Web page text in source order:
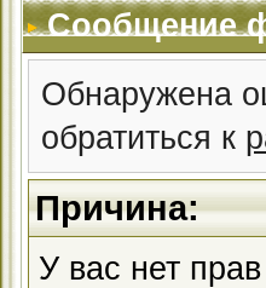
Сообщение
Обнаружена
обратиться к
Причина:
У вас нет